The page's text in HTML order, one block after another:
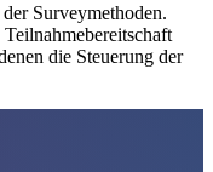
Surveymethoden.
die Steuerung der